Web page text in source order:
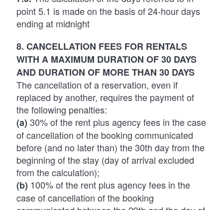
point 5.1 is made on the basis of 24-hour days
ending at midnight
8. CANCELLATION FEES FOR RENTALS
WITH A MAXIMUM DURATION OF 30 DAYS
AND DURATION OF MORE THAN 30 DAYS
The cancellation of a reservation, even if
replaced by another, requires the payment of
the following penalties:
(a) 30% of the rent plus agency fees in the case
of cancellation of the booking communicated
before (and no later than) the 30th day from the
beginning of the stay (day of arrival excluded
from the calculation);
(b) 100% of the rent plus agency fees in the
case of cancellation of the booking